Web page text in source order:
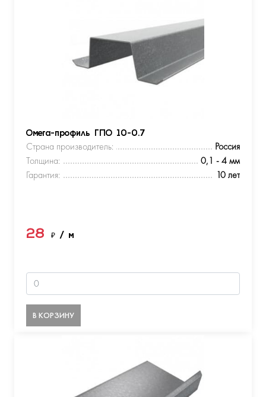
Омега-профиль ГПО 10-0.7
Страна производитель:
Россия
Толщина:
0,1 - 4 мм
Гарантия:
10 лет
28 ₽ / м
В КОРЗИНУ